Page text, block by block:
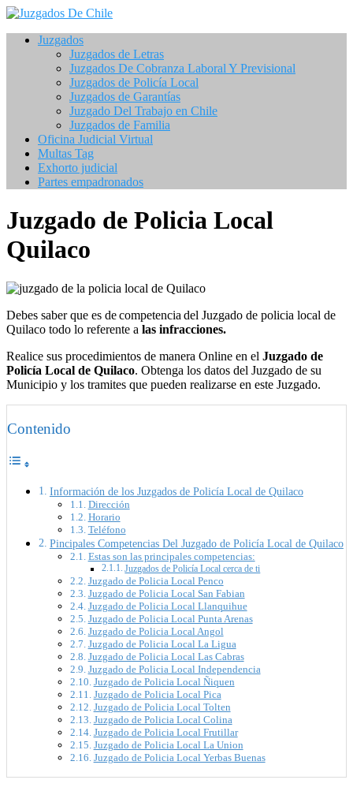
Saltar
contenidoJuzgados
Juzgados de Letras
Juzgados De Cobranza Laboral Y Previsional
Juzgados de Policía Local
Juzgados de Garantías
Juzgado Del Trabajo en Chile
Juzgados de Familia
Oficina Judicial Virtual
Multas Tag
Exhorto judicial
Partes empadronados
Juzgado de Policia Local
Quilaco
Debes saber que es de competencia del Juzgado de policia local de
Quilaco todo lo referente a las infracciones.
Realice sus procedimientos de manera Online en el Juzgado de
Policía Local de Quilaco. Obtenga los datos del Juzgado de su
Municipio y los tramites que pueden realizarse en este Juzgado.
Contenido
Información de los Juzgados de Policía Local de Quilaco
Dirección
Horario
Teléfono
Pincipales Competencias Del Juzgado de Policía Local de Quilaco
Estas son las principales competencias:
Juzgados de Policía Local cerca de ti
Juzgado de Policia Local Penco
Juzgado de Policia Local San Fabian
Juzgado de Policia Local Llanquihue
Juzgado de Policia Local Punta Arenas
Juzgado de Policia Local Angol
Juzgado de Policia Local La Ligua
Juzgado de Policia Local Las Cabras
Juzgado de Policia Local Independencia
Juzgado de Policia Local Ñiquen
Juzgado de Policia Local Pica
Juzgado de Policia Local Tolten
Juzgado de Policia Local Colina
Juzgado de Policia Local Frutillar
Juzgado de Policia Local La Union
Juzgado de Policia Local Yerbas Buenas